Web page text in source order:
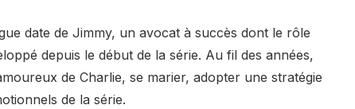
date de Jimmy, un avocat à succès dont le rôle
depuis le début de la série. Au fil des années,
de Charlie, se marier, adopter une stratégie
de la série.